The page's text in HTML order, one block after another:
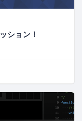
ション！